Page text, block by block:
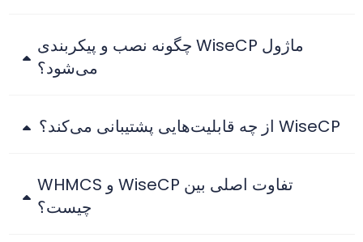
ماژول WiseCP چگونه نصب و پیکربندی
می‌شود؟
WiseCP از چه قابلیت‌هایی پشتیبانی می‌کند؟
تفاوت اصلی بین WiseCP و WHMCS
چیست؟